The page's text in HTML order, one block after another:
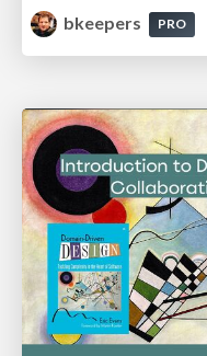
bkeepers
PRO